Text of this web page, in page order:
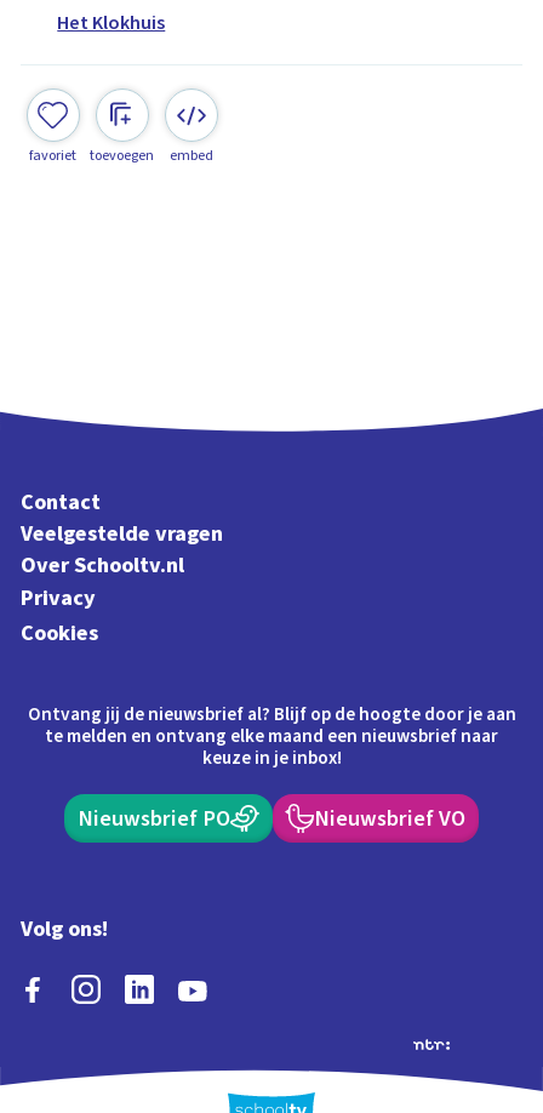
Het Klokhuis
favoriet toevoegen embed
Contact
Veelgestelde vragen
Over Schooltv.nl
Privacy
Cookies
Ontvang jij de nieuwsbrief al? Blijf op de hoogte door je aan
te melden en ontvang elke maand een nieuwsbrief naar
keuze in je inbox!
Nieuwsbrief PO Nieuwsbrief VO
Volg ons!